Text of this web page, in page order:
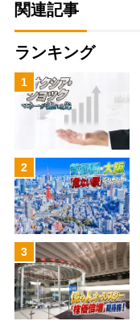
関連記事
ランキング
1
2
3